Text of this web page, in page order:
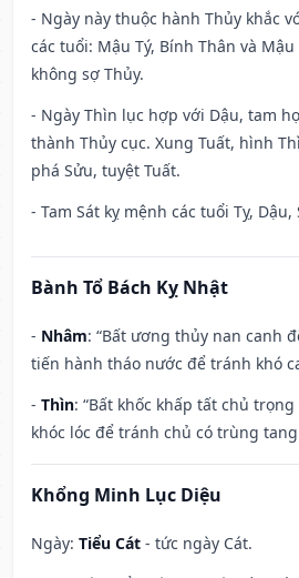
- Ngày này thuộc hành Thủy khắc
các tuổi: Mậu Tý, Bính Thân và
không sợ Thủy.
- Ngày Thìn lục hợp với Dậu, tam
thành Thủy cục. Xung Tuất, hình
phá Sửu, tuyệt Tuất.
- Tam Sát kỵ mệnh các tuổi Tỵ, Dậu,
Bành Tổ Bách Kỵ Nhật
- Nhâm: “Bất ương thủy nan canh
tiến hành tháo nước để tránh khó
- Thìn: “Bất khốc khấp tất chủ
khóc lóc để tránh chủ có trùng tang
Khổng Minh Lục Diệu
Ngày: Tiểu Cát - tức ngày Cát.